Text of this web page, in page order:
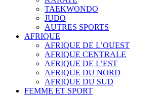
TAEKWONDO
JUDO
AUTRES SPORTS
AFRIQUE
AFRIQUE DE L’OUEST
AFRIQUE CENTRALE
AFRIQUE DE L’EST
AFRIQUE DU NORD
AFRIQUE DU SUD
FEMME ET SPORT